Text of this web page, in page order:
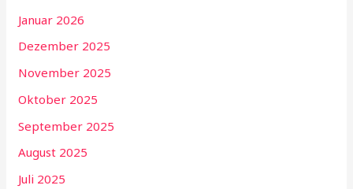
Januar 2026
Dezember 2025
November 2025
Oktober 2025
September 2025
August 2025
Juli 2025